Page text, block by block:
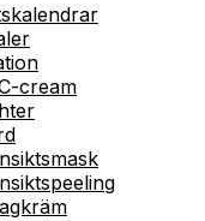
cream